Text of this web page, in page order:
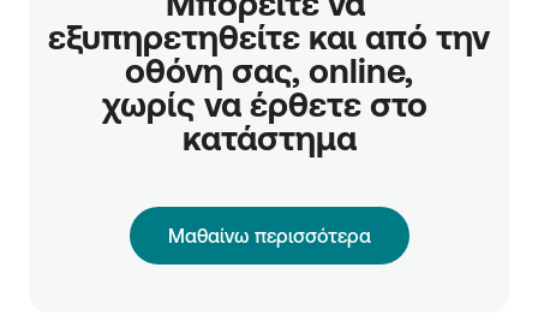
εξυπηρετηθείτε και από την
οθόνη σας, online,
χωρίς να έρθετε στο
κατάστημα
Μαθαίνω περισσότερα